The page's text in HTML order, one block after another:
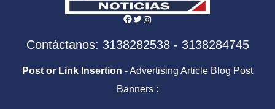
Facebook
Twitter
Instagram
Contáctanos: 3138282538 - 3138284745
Post or Link Insertion - Advertising Article Blog Post
Banners :